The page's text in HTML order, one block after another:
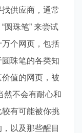
供应商，通常
圆珠笔” 来尝试
个网页，包括
珠笔的各类知
值的网页，被
然不会有耐心和
有可能被你挑
以及那些醒目